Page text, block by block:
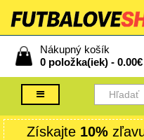
Nákupný košík
0 položka(iek) - 0.00€
Získajte 10%